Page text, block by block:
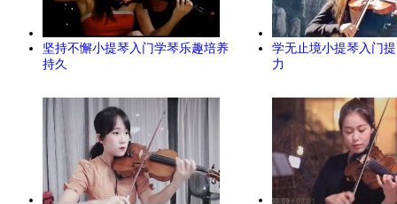
坚持不懈小提琴入门学琴乐趣培养
持久
学无止境小提琴入门
力